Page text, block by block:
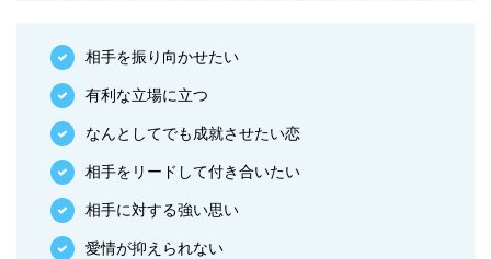
相手を振り向かせたい
有利な立場に立つ
なんとしてでも成就させたい恋
相手をリードして付き合いたい
相手に対する強い思い
愛情が抑えられない